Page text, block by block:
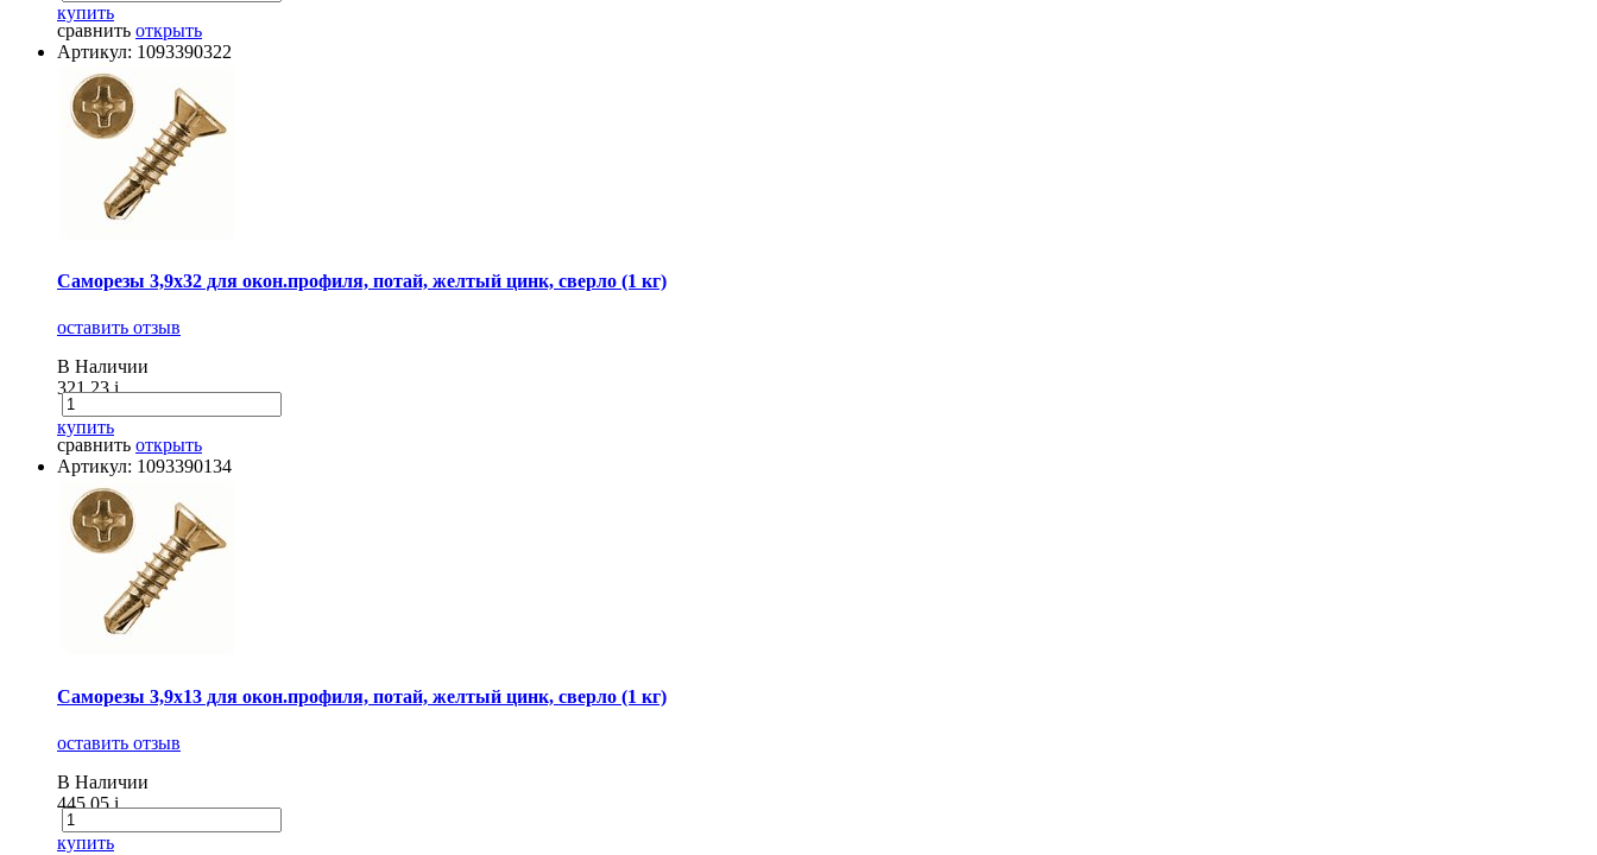
купить
сравнить открыть
Артикул: 1093390322
Саморезы 3,9х32 для окон.профиля, потай, желтый цинк, сверло (1 кг)
оставить отзыв
В Наличии
321.23i
купить
сравнить открыть
Артикул: 1093390134
Саморезы 3,9х13 для окон.профиля, потай, желтый цинк, сверло (1 кг)
оставить отзыв
В Наличии
445.05i
купить